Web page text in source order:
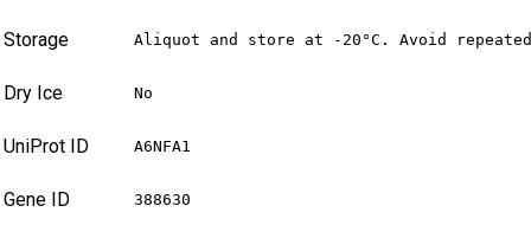
Storage Aliquot and store at -20°C. Avoid
Dry Ice No
UniProt ID A6NFA1
Gene ID 388630